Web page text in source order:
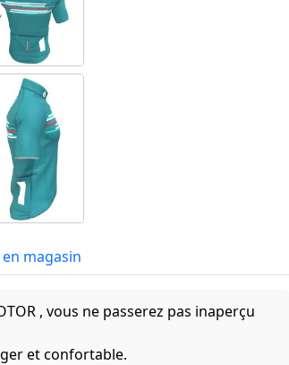
magasin
, vous ne passerez pas inaperçu
et confortable.